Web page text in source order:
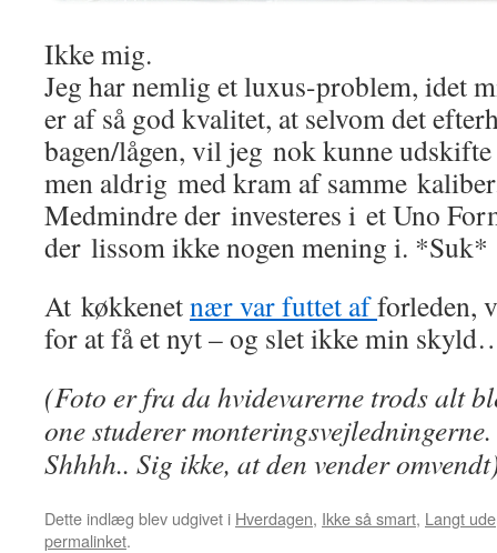
Ikke mig.
Jeg har nemlig et luxus-problem, idet
er af så god kvalitet, at selvom det
bagen/lågen, vil jeg nok kunne
men aldrig med kram af samme
Medmindre der investeres i et Uno
der lissom ikke nogen mening i. *Suk*
At køkkenetnær var futtet afforleden,
for at få et nyt – og slet ikke min
(Foto er fra da hvidevarerne trods alt
one studerer monteringsvejledningerne.
Shhhh.. Sig ikke, at den vender
Dette indlæg blev udgivet i Hverdagen, Ikke så smart, Langt ude
permalinket.